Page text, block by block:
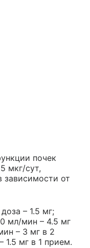
почек
мкг/сут,
зависимости от
– 1.5 мг;
мл/мин – 4.5 мг
– 3 мг в 2
мг в 1 прием.